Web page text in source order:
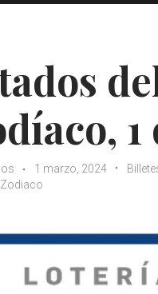
1 marzo, 2024